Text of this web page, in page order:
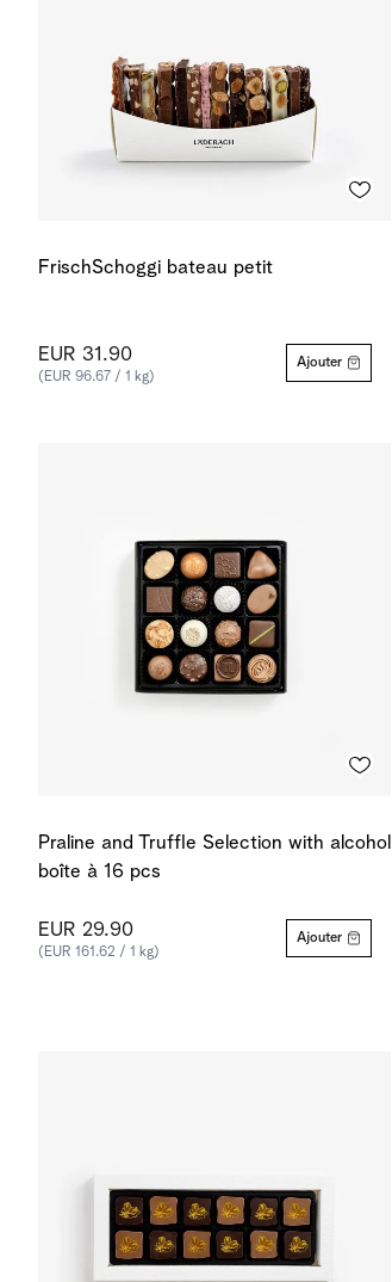
FrischSchoggi bateau petit
EUR 31.90
(EUR 96.67 / 1 kg)
Ajouter
Praline and Truffle Selection with alcohol
boîte à 16 pcs
EUR 29.90
(EUR 161.62 / 1 kg)
Ajouter